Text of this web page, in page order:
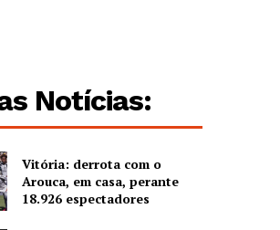
Notícias:
Vitória: derrota com o
Arouca, em casa, perante
18.926 espectadores